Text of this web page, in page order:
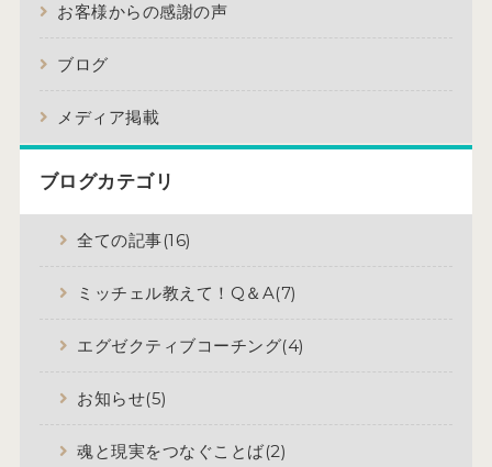
お客様からの感謝の声
ブログ
メディア掲載
ブログカテゴリ
全ての記事(16)
ミッチェル教えて！Q＆A(7)
エグゼクティブコーチング(4)
お知らせ(5)
魂と現実をつなぐことば(2)